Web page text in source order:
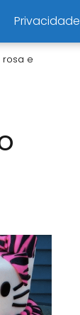
Privacidade
rosa e